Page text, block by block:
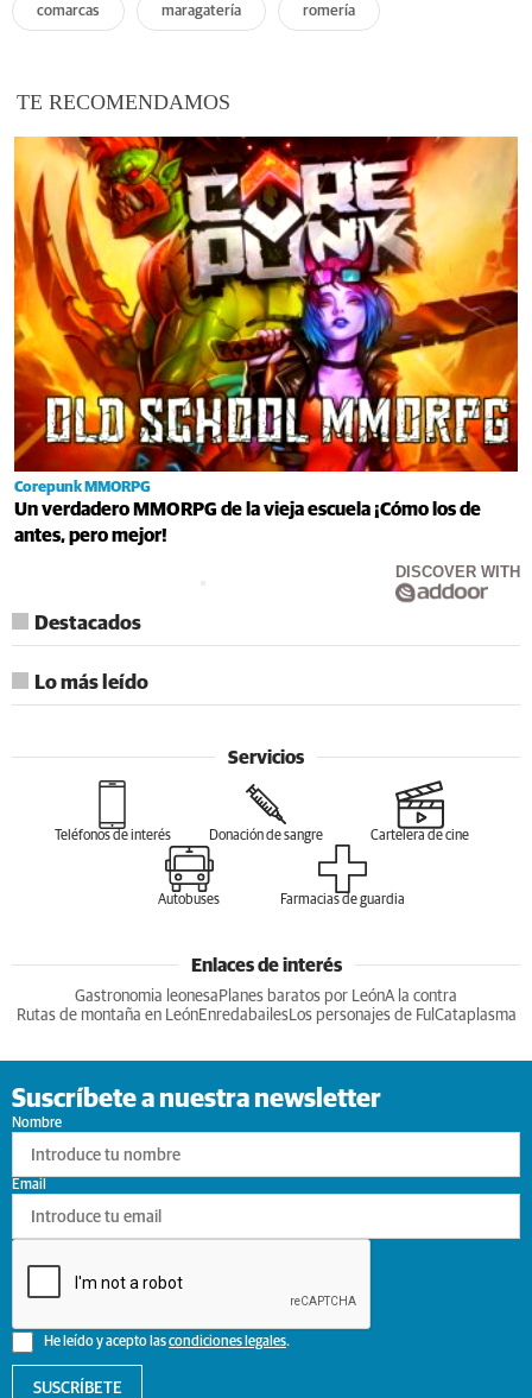
comarcas maragatería romería
TE RECOMENDAMOS
Corepunk MMORPG
Un verdadero MMORPG de la vieja escuela ¡Cómo los de
antes, pero mejor!
DISCOVER WITH
Destacados
Lo más leído
Servicios
Teléfonos de interés Donación de sangre Cartelera de cine
Autobuses Farmacias de guardia
Enlaces de interés
Gastronomia leonesa Planes baratos por LeónA la contra
Rutas de montaña en LeónEnredabailesLos personajes de Ful Cataplasma
Suscríbete a nuestra newsletter
Nombre
He leído y acepto lascondiciones legales.
Email
SUSCRÍBETE